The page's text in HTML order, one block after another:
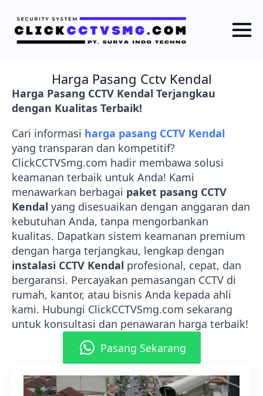
Harga Pasang Cctv Kendal
Harga Pasang CCTV Kendal Terjangkau
dengan Kualitas Terbaik!
Cari informasi harga pasang CCTV Kendal
yang transparan dan kompetitif?
ClickCCTVSmg.com hadir membawa solusi
keamanan terbaik untuk Anda! Kami
menawarkan berbagai paket pasang CCTV
Kendal yang disesuaikan dengan anggaran dan
kebutuhan Anda, tanpa mengorbankan
kualitas. Dapatkan sistem keamanan premium
dengan harga terjangkau, lengkap dengan
instalasi CCTV Kendal profesional, cepat, dan
bergaransi. Percayakan pemasangan CCTV di
rumah, kantor, atau bisnis Anda kepada ahli
kami. Hubungi ClickCCTVSmg.com sekarang
untuk konsultasi dan penawaran harga terbaik!
Pasang Sekarang